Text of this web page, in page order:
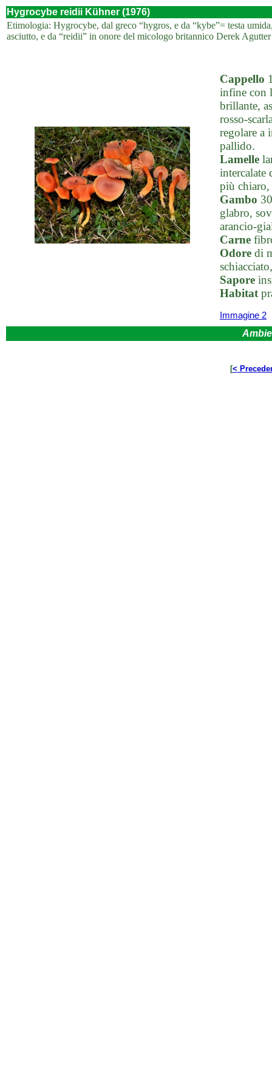
Hygrocybe reidii Kühner (1976)
Etimologia: Hygrocybe, dal greco “hygros, e da “kybe”= testa
asciutto, e da “reidii” in onore del micologo britannico Derek
Cappello
infine con
brillante,
rosso-
regolare a
pallido.
Lamelle
intercalate
più chiaro,
Gambo
glabro,
arancio-
Carne
Odore di
Sapore
Habitat
Immagine 2
[<